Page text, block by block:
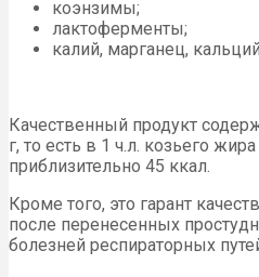
коэнзимы;
лактоферменты;
калий, марганец,
Качественный продукт
г, то есть в 1 ч.л. козьего
приблизительно 45 ккал.
Кроме того, это гарант
после перенесенных
болезней респираторных